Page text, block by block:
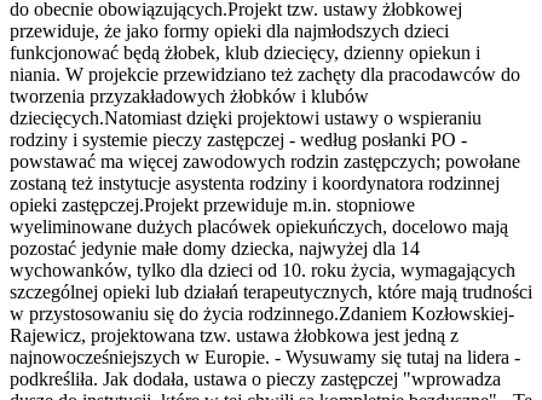
do obecnie obowiązujących.Projekt tzw. ustawy żłobkowej
przewiduje, że jako formy opieki dla najmłodszych dzieci
funkcjonować będą żłobek, klub dziecięcy, dzienny opiekun i
niania. W projekcie przewidziano też zachęty dla pracodawców do
tworzenia przyzakładowych żłobków i klubów
dziecięcych.Natomiast dzięki projektowi ustawy o wspieraniu
rodziny i systemie pieczy zastępczej - według posłanki PO -
powstawać ma więcej zawodowych rodzin zastępczych; powołane
zostaną też instytucje asystenta rodziny i koordynatora rodzinnej
opieki zastępczej.Projekt przewiduje m.in. stopniowe
wyeliminowane dużych placówek opiekuńczych, docelowo mają
pozostać jedynie małe domy dziecka, najwyżej dla 14
wychowanków, tylko dla dzieci od 10. roku życia, wymagających
szczególnej opieki lub działań terapeutycznych, które mają trudności
w przystosowaniu się do życia rodzinnego.Zdaniem Kozłowskiej-
Rajewicz, projektowana tzw. ustawa żłobkowa jest jedną z
najnowocześniejszych w Europie. - Wysuwamy się tutaj na lidera -
podkreśliła. Jak dodała, ustawa o pieczy zastępczej "wprowadza